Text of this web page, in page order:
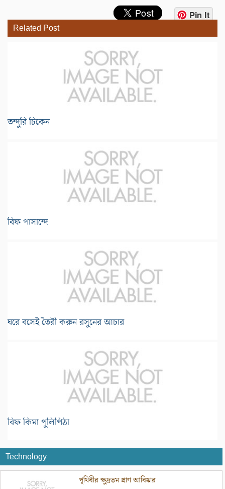
Pin It
Related Post
তন্দুরি চিকেন
বিফ পাসান্দে
ঘরে বসেই তৈরী করুন রসুনের আচার
বিফ কিমা পুলিপিঠা
Technology
পৃথিবীর ক্ষুদ্রতম প্রাণ আবিষ্কার